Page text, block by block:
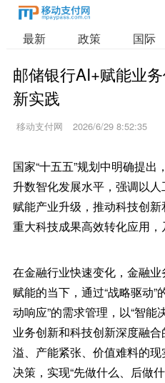
最新 政策 国际
邮储银行AI+赋能业
新实践
移动支付网 2026/6/29 8:52:35
国家“十五五”规划中明确提
升数智化发展水平，强调以
赋能产业升级，推动科技创
重大科技成果高效转化应用，
在金融行业快速变化，金融
赋能的当下，通过“战略驱动”
动响应”的需求管理，以“智能
业务创新和科技创新深度融
溢、产能紧张、价值难料的
决策，实现“先做什么、后做